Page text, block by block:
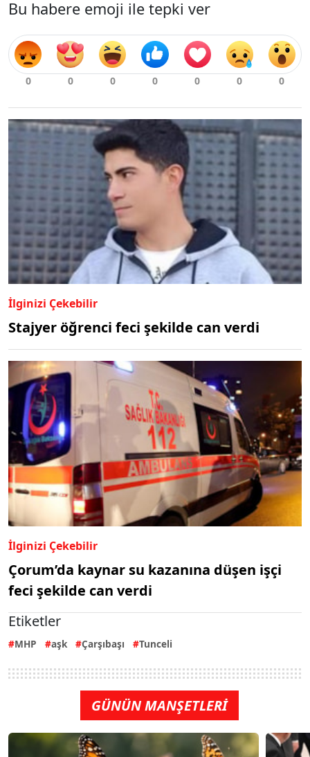
Bu habere emoji ile tepki ver
İlginizi Çekebilir
Stajyer öğrenci feci şekilde can verdi
İlginizi Çekebilir
Çorum’da kaynar su kazanına düşen işçi
feci şekilde can verdi
Etiketler
MHP aşk Çarşıbaşı Tunceli
GÜNÜN MANŞETLERİ